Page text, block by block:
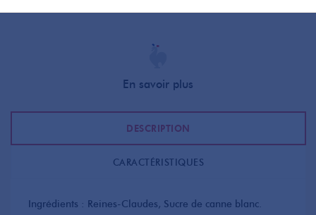
En savoir plus
DESCRIPTION
CARACTÉRISTIQUES
Ingrédients : Reines-Claudes, Sucre de canne blanc.